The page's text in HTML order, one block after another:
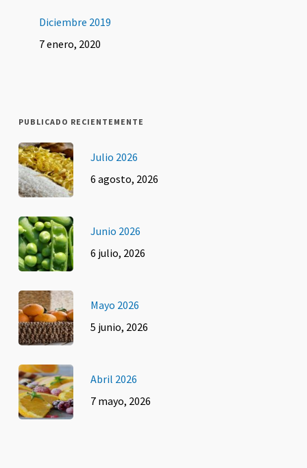
Diciembre 2019
7 enero, 2020
PUBLICADO RECIENTEMENTE
Julio 2026
6 agosto, 2026
Junio 2026
6 julio, 2026
Mayo 2026
5 junio, 2026
Abril 2026
7 mayo, 2026